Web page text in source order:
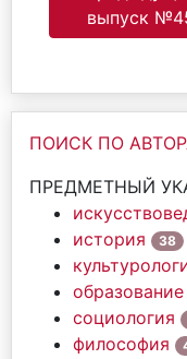
выпуск
ПОИСК ПО
ПРЕДМЕТНЫЙ
история 38
образование
социология
философия